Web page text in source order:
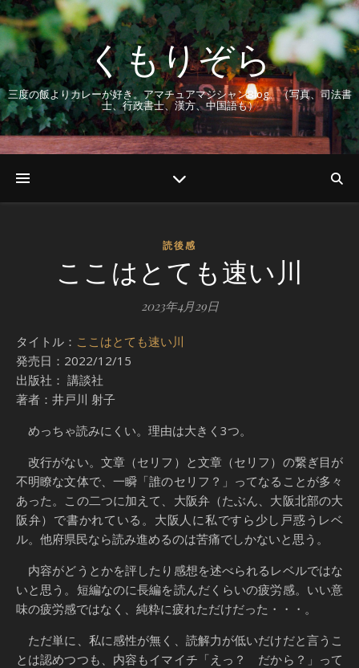
くもりぞら
三度の飯よりカレーが好き。アマチュアマジシャンBlog。（写真、司法書
士、行政書士、漢方、中国語も）
読後感
ここはとても速い川
2023年4月29日
タイトル： ここはとても速い川
発売日：2022/12/15
出版社： 講談社
著者：井戸川 射子
めっちゃ読みにくい。理由は大きく3つ。
改行がない。文章（セリフ）と文章（セリフ）の繋ぎ目が
不明瞭な文体で、一瞬「誰のセリフ？」ってなることが多々
あった。この二つに加えて、大阪弁（たぶん、大阪北部の大
阪弁）で書かれている。大阪人に私ですら少し戸惑うレベ
ル。他府県民なら読み進めるのは苦痛でしかないと思う。
内容がどうとかを評したり感想を述べられるレベルではな
いと思う。短編なのに長編を読んだくらいの疲労感。いい意
味の疲労感ではなく、純粋に疲れただけだった・・・。
ただ単に、私に感性が無く、読解力が低いだけだと言うこ
とは認めつつも、内容もイマイチ「えっ？ だから？」って